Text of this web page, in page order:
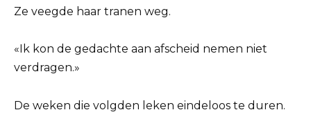
Ze veegde haar tranen weg.
«Ik kon de gedachte aan afscheid nemen niet
verdragen.»
De weken die volgden leken eindeloos te duren.